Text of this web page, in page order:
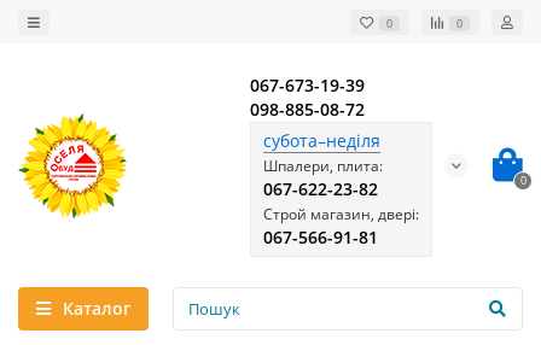
0 0
067-673-19-39
098-885-08-72
субота–неділя
Шпалери, плита:
067-622-23-82
Строй магазин, двері:
067-566-91-81
0
Каталог